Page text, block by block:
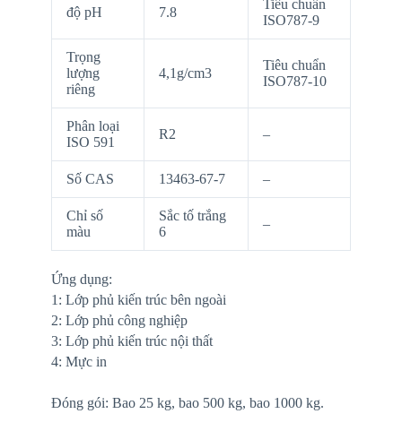
độ pH 7.8
Tiêu chuẩn
ISO787-9
Trọng
lượng
riêng
4,1g/cm3
Tiêu chuẩn
ISO787-10
Phân loại
ISO 591
R2 –
Số CAS 13463-67-7 –
Chỉ số
màu
Sắc tố trắng
6
–
Ứng dụng:
1: Lớp phủ kiến trúc bên ngoài
2: Lớp phủ công nghiệp
3: Lớp phủ kiến trúc nội thất
4: Mực in
Đóng gói: Bao 25 kg, bao 500 kg, bao 1000 kg.